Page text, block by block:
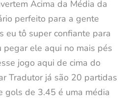
Acima da Média da
perfeito para a gente
eu tô super confiante para
pegar ele aqui no mais pés
jogo aqui de cima do
Tradutor já são 20 partidas
gols de 3.45 é uma média